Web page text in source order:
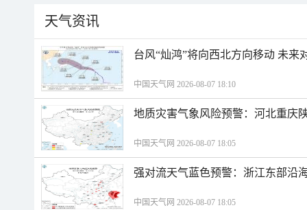
天气资讯
台风“灿鸿”将向西北方向移动 未来
中国天气网 2026-08-07 18:10
地质灾害气象风险预警：河北重庆
中国天气网 2026-08-07 18:05
强对流天气蓝色预警：浙江东部沿
中国天气网 2026-08-07 18:05